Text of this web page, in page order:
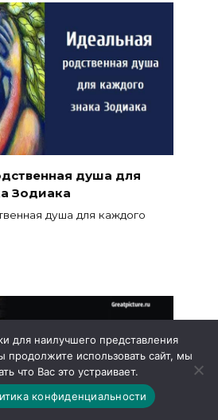
душа для
Зодиака
душа для каждого
для наилучшего представления
продолжите использовать сайт, мы
что Вас это устраивает.
конфиденциальности